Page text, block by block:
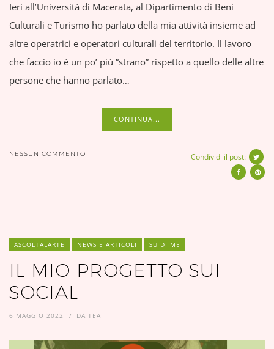
Ieri all’Università di Macerata, al Dipartimento di Beni
Culturali e Turismo ho parlato della mia attività insieme ad
altre operatrici e operatori culturali del territorio. Il lavoro
che faccio io è un po’ più “strano” rispetto a quello delle altre
persone che hanno parlato…
CONTINUA...
NESSUN COMMENTO Condividi il post:
ASCOLTALARTE NEWS E ARTICOLI SU DI ME
IL MIO PROGETTO SUI
SOCIAL
6 MAGGIO 2022 DA TEA